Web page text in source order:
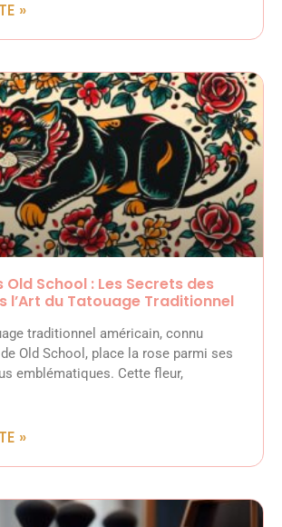
»
School : Les Secrets des
l’Art du Tatouage Traditionnel
traditionnel américain, connu
Old School, place la rose parmi ses
emblématiques. Cette fleur,
»